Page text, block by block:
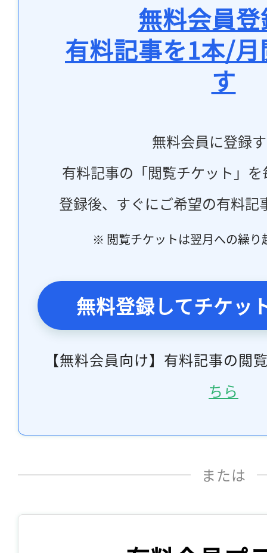
無料会員
有料記事を1本/
す
無料会員に登録
有料記事の「閲覧チケット」
登録後、すぐにご希望の有料記
※ 閲覧チケットは翌月への繰り
無料登録してチケッ
【無料会員向け】有料記事の閲
ちら
または